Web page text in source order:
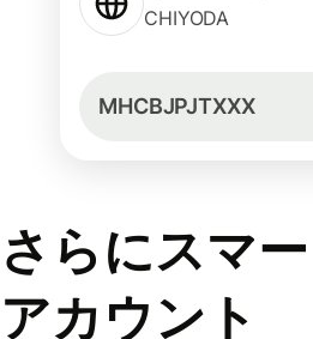
CHIYODA
MHCBJPJTXXX
さらにスマ
アカウント